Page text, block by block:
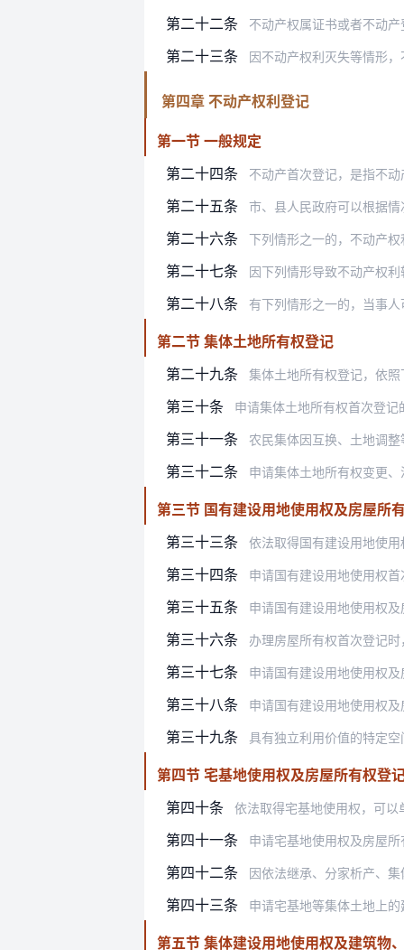
第二十二条 不动产权属证书或者不动产登记证
第二十三条 因不动产权利灭失等情形，不动产
第四章 不动产权利登记
第一节 一般规定
第二十四条
不动产首次登记，是指不
第二十五条 市、县人民政府可以根据情况
第二十六条 下列情形之一的，不动产
第二十七条 因下列情形导致不动产权
第二十八条 有下列情形之一的，当事
第二节 集体土地所有权登记
第二十九条
集体土地所有权登记，依
第三十条 申请集体土地所有权首次登
第三十一条 农民集体因互换、土地调
第三十二条 申请集体土地所有权变更
第三节 国有建设用地使用权及房屋所
第三十三条
依法取得国有建设用地使
第三十四条 申请国有建设用地使用权
第三十五条 申请国有建设用地使用权
第三十六条 办理房屋所有权首次登记时，申请
第三十七条 申请国有建设用地使用权
第三十八条 申请国有建设用地使用权
第三十九条 具有独立利用价值的特定
第四节 宅基地使用权及房屋所有权登
第四十条
依法取得宅基地使用权，可
第四十一条 申请宅基地使用权及房屋
第四十二条 因依法继承、分家析产、集
第四十三条 申请宅基地等集体土地上
第五节 集体建设用地使用权及建筑物